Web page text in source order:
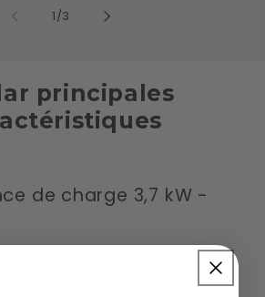
1/de
3
principales
de charge 3,7 kW -